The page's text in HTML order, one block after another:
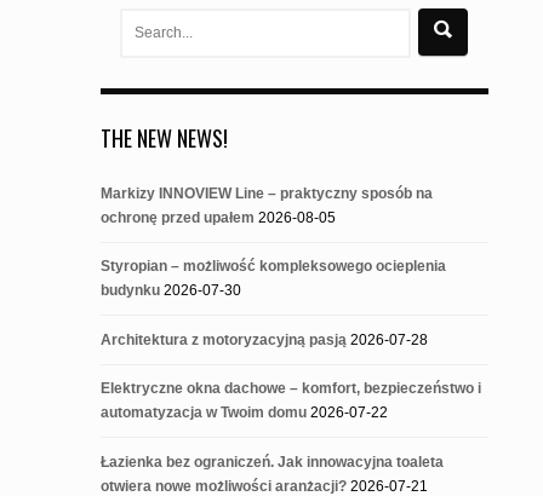
THE NEW NEWS!
Markizy INNOVIEW Line – praktyczny sposób na
ochronę przed upałem 2026-08-05
Styropian – możliwość kompleksowego ocieplenia
budynku 2026-07-30
Architektura z motoryzacyjną pasją 2026-07-28
Elektryczne okna dachowe – komfort, bezpieczeństwo i
automatyzacja w Twoim domu 2026-07-22
Łazienka bez ograniczeń. Jak innowacyjna toaleta
otwiera nowe możliwości aranżacji? 2026-07-21